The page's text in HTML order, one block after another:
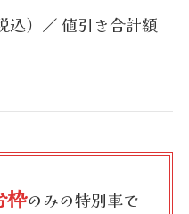
込）／ 値引き合計額
枠のみの特別車で